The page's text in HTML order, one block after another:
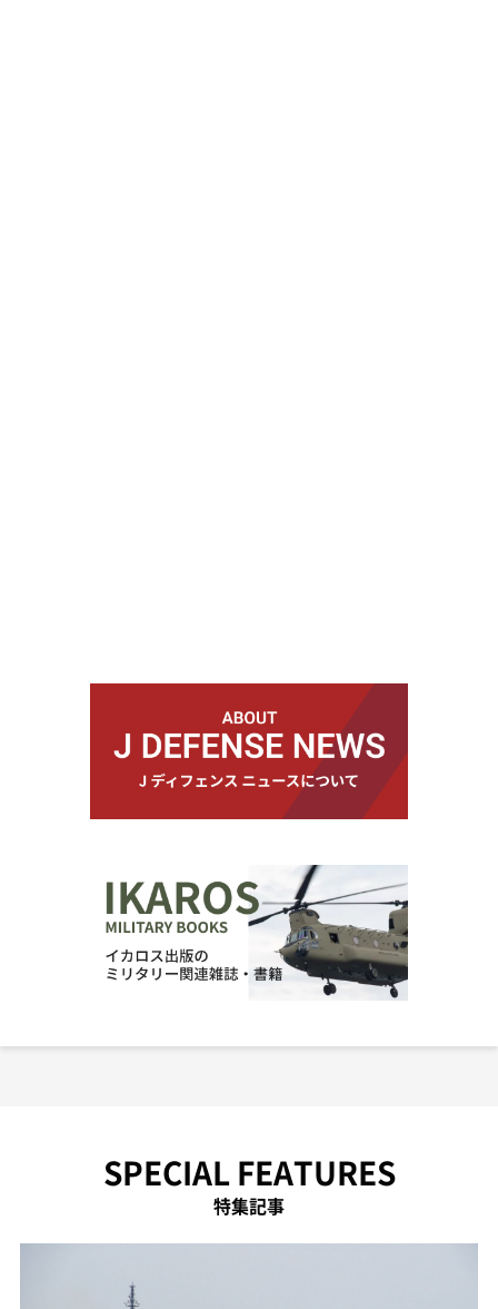
SPECIAL FEATURES
特集記事